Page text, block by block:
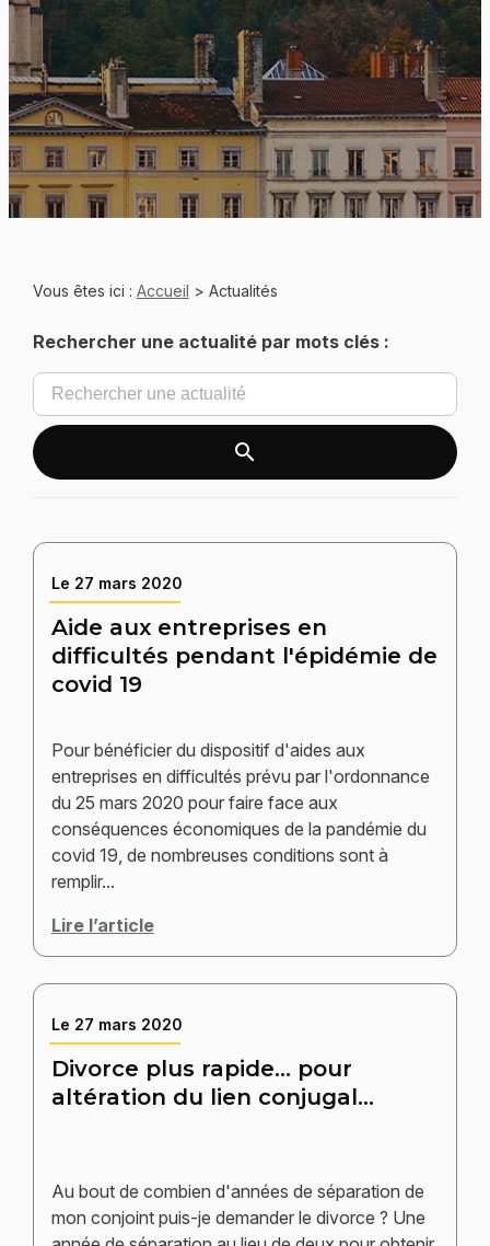
Vous êtes ici : Accueil > Actualités
Rechercher une actualité par mots clés :
Le 27 mars 2020
Aide aux entreprises en
difficultés pendant l'épidémie de
covid 19
Pour bénéficier du dispositif d'aides aux
entreprises en difficultés prévu par l'ordonnance
du 25 mars 2020 pour faire face aux
conséquences économiques de la pandémie du
covid 19, de nombreuses conditions sont à
remplir...
Lire l’article
Le 27 mars 2020
Divorce plus rapide... pour
altération du lien conjugal...
Au bout de combien d'années de séparation de
mon conjoint puis-je demander le divorce ? Une